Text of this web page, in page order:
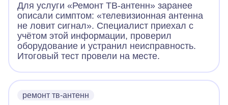
Для услуги «Ремонт ТВ-антенн» заранее
описали симптом: «телевизионная антенна
не ловит сигнал». Специалист приехал с
учётом этой информации, проверил
оборудование и устранил неисправность.
Итоговый тест провели на месте.
ремонт тв-антенн